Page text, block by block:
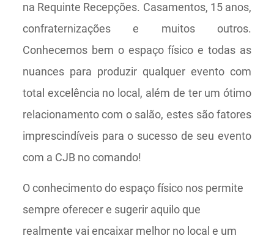
na Requinte Recepções. Casamentos, 15 anos,
confraternizações e muitos outros.
Conhecemos bem o espaço físico e todas as
nuances para produzir qualquer evento com
total excelência no local, além de ter um ótimo
relacionamento com o salão, estes são fatores
imprescindíveis para o sucesso de seu evento
com a CJB no comando!
O conhecimento do espaço físico nos permite
sempre oferecer e sugerir aquilo que
realmente vai encaixar melhor no local e um